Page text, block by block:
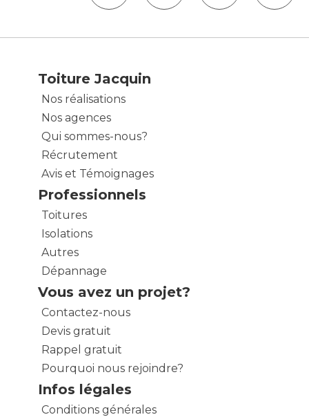
Toiture Jacquin
Nos réalisations
Nos agences
Qui sommes-nous?
Récrutement
Avis et Témoignages
Professionnels
Toitures
Isolations
Autres
Dépannage
Vous avez un projet?
Contactez-nous
Devis gratuit
Rappel gratuit
Pourquoi nous rejoindre?
Infos légales
Conditions générales